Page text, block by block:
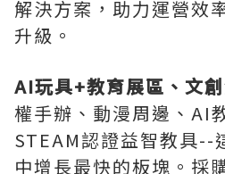
解決方案，助力運營效
升級。
AI玩具+教育展區、文
權手辦、動漫周邊、AI
STEAM認證益智教具--
中增長最快的板塊。採